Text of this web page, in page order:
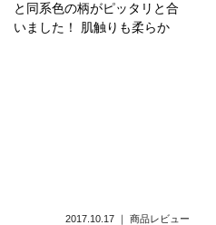
と同系色の柄がピッタリと合
いました！ 肌触りも柔らか
2017.10.17 ｜ 商品レビュー